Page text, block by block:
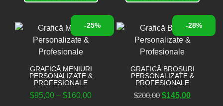
-25%
GRAFICĂ MENIURI
PERSONALIZATE &
PROFESIONALE
$95,00 – $160,00
-28%
GRAFICĂ BROȘURI
PERSONALIZATE &
PROFESIONALE
$200,00 $145,00